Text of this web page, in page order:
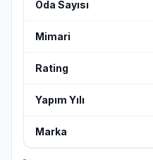
Oda Sayısı
Mimari
Rating
Yapım Yılı
Marka